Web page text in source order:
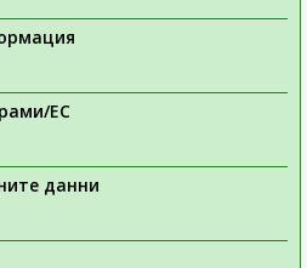
ЕС
данни